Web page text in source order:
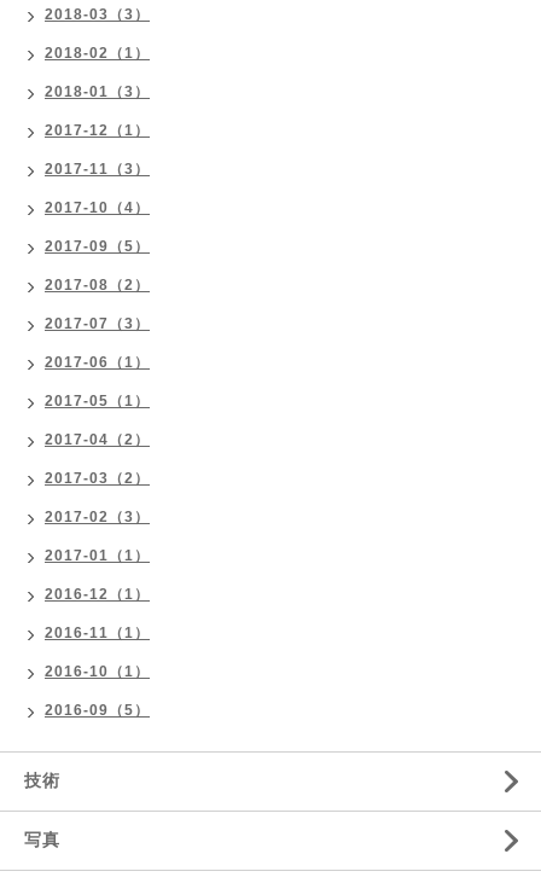
2018-03（3）
2018-02（1）
2018-01（3）
2017-12（1）
2017-11（3）
2017-10（4）
2017-09（5）
2017-08（2）
2017-07（3）
2017-06（1）
2017-05（1）
2017-04（2）
2017-03（2）
2017-02（3）
2017-01（1）
2016-12（1）
2016-11（1）
2016-10（1）
2016-09（5）
技術
写真